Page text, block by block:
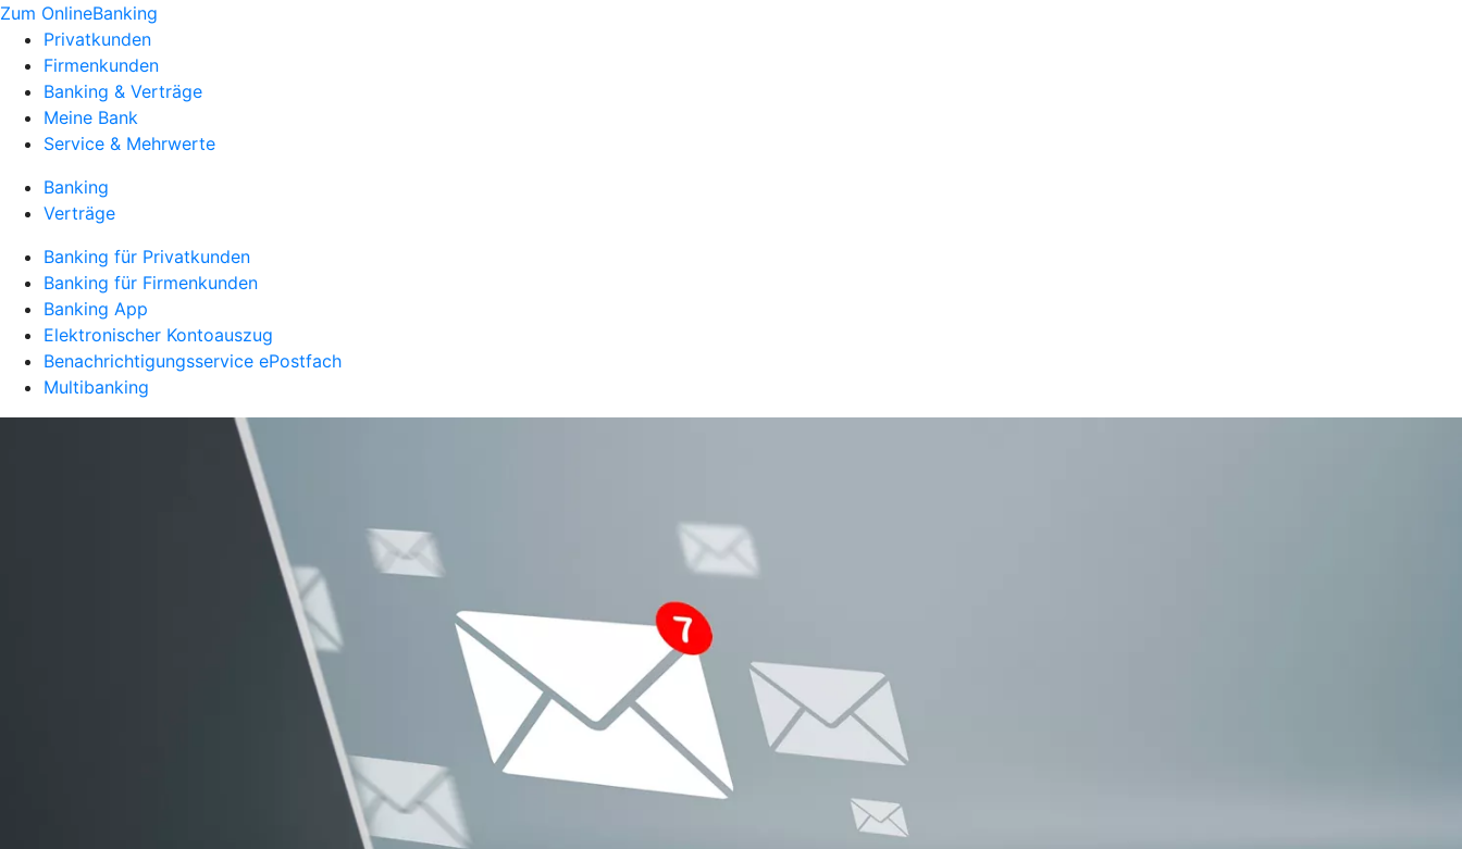
Zum OnlineBanking
Privatkunden
Firmenkunden
Banking & Verträge
Meine Bank
Service & Mehrwerte
Banking
Verträge
Banking für Privatkunden
Banking für Firmenkunden
Banking App
Elektronischer Kontoauszug
Benachrichtigungsservice ePostfach
Multibanking